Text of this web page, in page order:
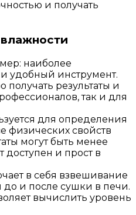
и получать
наиболее
удобный инструмент.
получать результаты и
так и для
для определения
физических свойств
могут быть менее
доступен и прост в
в себя взвешивание
и после сушки в печи.
вычислить уровень